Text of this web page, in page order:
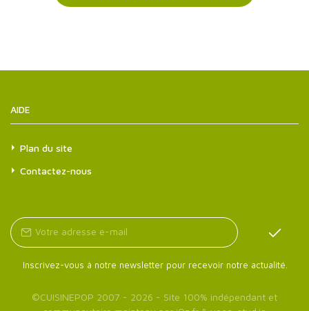
AIDE
Plan du site
Contactez-nous
Inscrivez-vous à notre newsletter pour recevoir notre actualité.
©CUISINEPOP 2007 - 2026 - Site 100% indépendant et